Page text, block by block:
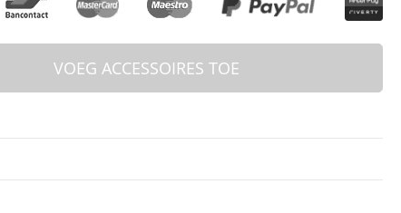
VOEG ACCESSOIRES TOE